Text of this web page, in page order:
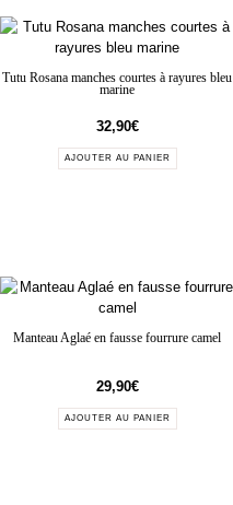
Tutu Rosana manches courtes à rayures bleu
marine
32,90€
AJOUTER AU PANIER
Manteau Aglaé en fausse fourrure camel
29,90€
AJOUTER AU PANIER